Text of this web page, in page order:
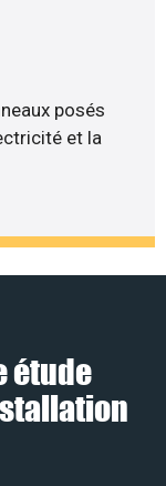
posés
et la
étude